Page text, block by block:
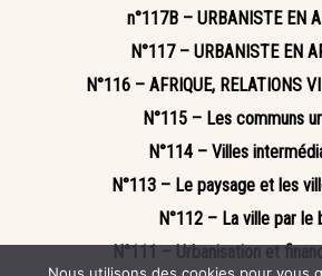
n°117B – URBANISTE EN
N°117 – URBANISTE EN
N°116 – AFRIQUE, RELATIONS
N°115 – Les communs
N°114 – Villes
N°113 – Le paysage et les
N°112 – La ville par le
N°111 – Urbanisation et